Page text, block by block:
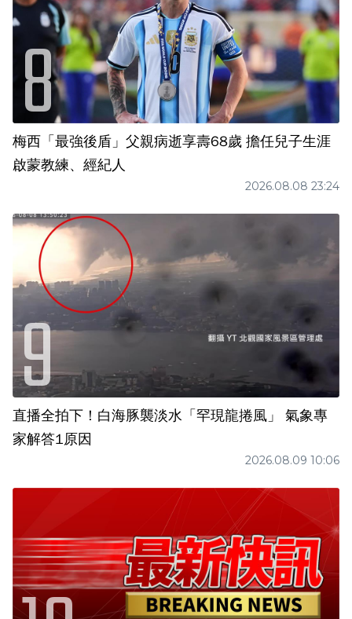
梅西「最強後盾」父親病逝享壽68歲 擔任兒子生涯
啟蒙教練、經紀人
2026.08.08 23:24
直播全拍下！白海豚襲淡水「罕現龍捲風」 氣象專
家解答1原因
2026.08.09 10:06